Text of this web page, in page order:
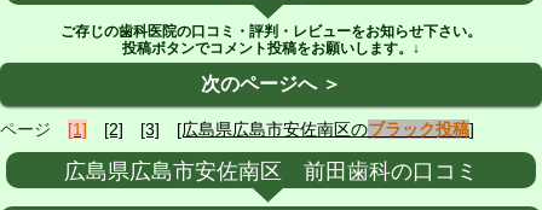
ご存じの歯科医院の口コミ・評判・レビューをお知らせ下さい。
投稿ボタンでコメント投稿をお願いします。↓
次のページへ ＞
ページ [1] [2] [3] [広島県広島市安佐南区のブラック投稿]
広島県広島市安佐南区 前田歯科の口コミ